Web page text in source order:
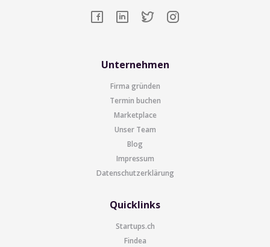
Unternehmen
Firma gründen
Termin buchen
Marketplace
Unser Team
Blog
Impressum
Datenschutzerklärung
Quicklinks
Startups.ch
Findea